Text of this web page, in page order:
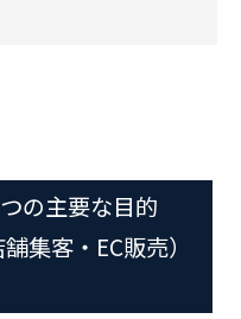
の主要な目的
集客・EC販売）